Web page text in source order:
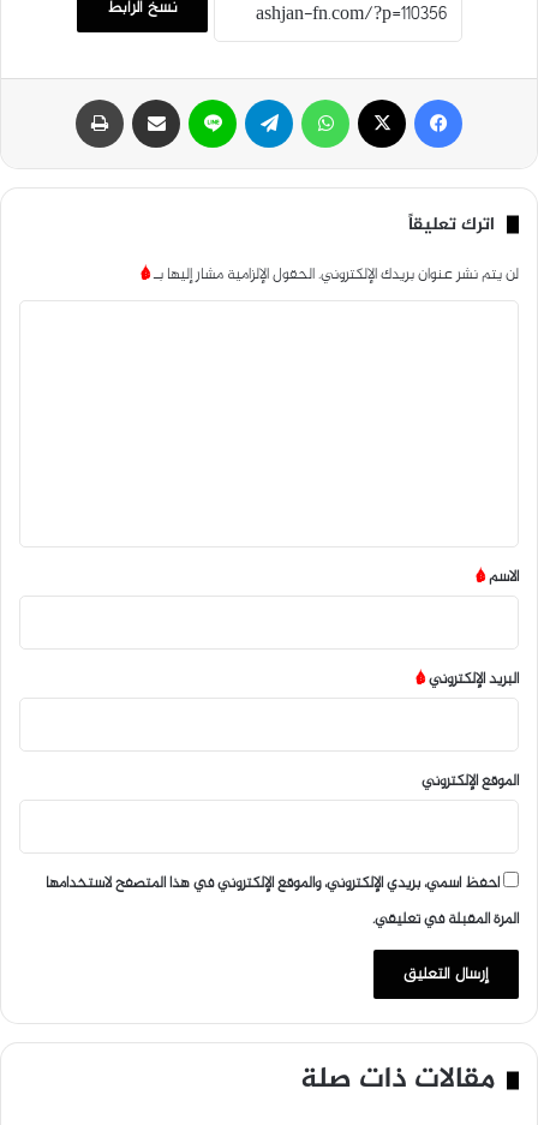
نسخ الرابط
اترك تعليقاً
لن يتم نشر عنوان بريدك الإلكتروني.الحقول الإلزامية مشار إليها بـ*
*
الاسم*
البريد الإلكتروني*
الموقع الإلكتروني
احفظ اسمي، بريدي الإلكتروني، والموقع الإلكتروني في هذا المتصفح لاستخدامها
المرة المقبلة في تعليقي.
مقالات ذات صلة